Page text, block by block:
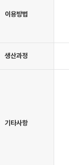
이용방법
생산과정
기타사항